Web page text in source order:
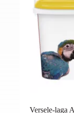
Versele-laga